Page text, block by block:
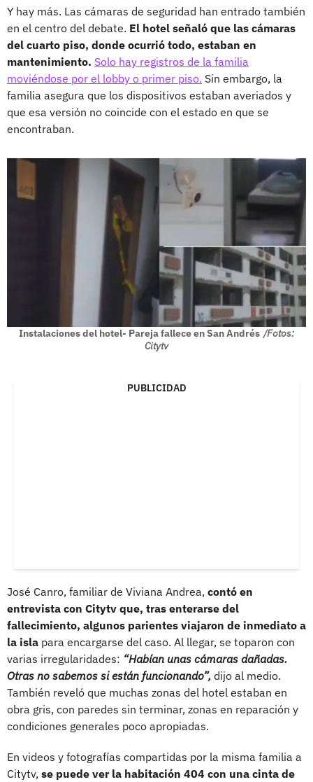
Y hay más. Las cámaras de seguridad han entrado también
en el centro del debate. El hotel señaló que las cámaras
del cuarto piso, donde ocurrió todo, estaban en
mantenimiento. Solo hay registros de la familia
moviéndose por el lobby o primer piso. Sin embargo, la
familia asegura que los dispositivos estaban averiados y
que esa versión no coincide con el estado en que se
encontraban.
Instalaciones del hotel- Pareja fallece en San Andrés /Fotos:
Citytv
PUBLICIDAD
José Canro, familiar de Viviana Andrea, contó en
entrevista con Citytv que, tras enterarse del
fallecimiento, algunos parientes viajaron de inmediato a
la isla para encargarse del caso. Al llegar, se toparon con
varias irregularidades: “Habían unas cámaras dañadas.
Otras no sabemos si están funcionando”, dijo al medio.
También reveló que muchas zonas del hotel estaban en
obra gris, con paredes sin terminar, zonas en reparación y
condiciones generales poco apropiadas.
En videos y fotografías compartidas por la misma familia a
Citytv, se puede ver la habitación 404 con una cinta de